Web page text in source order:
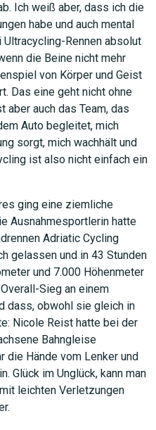
Ich weiß aber, dass ich die
habe und auch mental
Rennen absolut
die Beine nicht mehr
von Körper und Geist
Das eine geht nicht ohne
aber auch das Team, das
Auto begleitet, mich
sorgt, mich wachhält und
ist also nicht einfach ein
ging eine ziemliche
Ausnahmesportlerin hatte
Adriatic Cycling
gelassen und in 43 Stunden
und 7.000 Höhenmeter
Sieg an einem
dass, obwohl sie gleich in
Nicole Reist hatte bei der
Bahngleise
die Hände vom Lenker und
Glück im Unglück, kann man
leichten Verletzungen
JETZT SUCHEN